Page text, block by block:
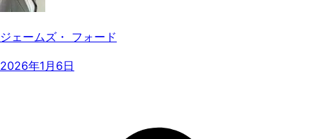
ジェームズ・ フォード
2026年1月6日